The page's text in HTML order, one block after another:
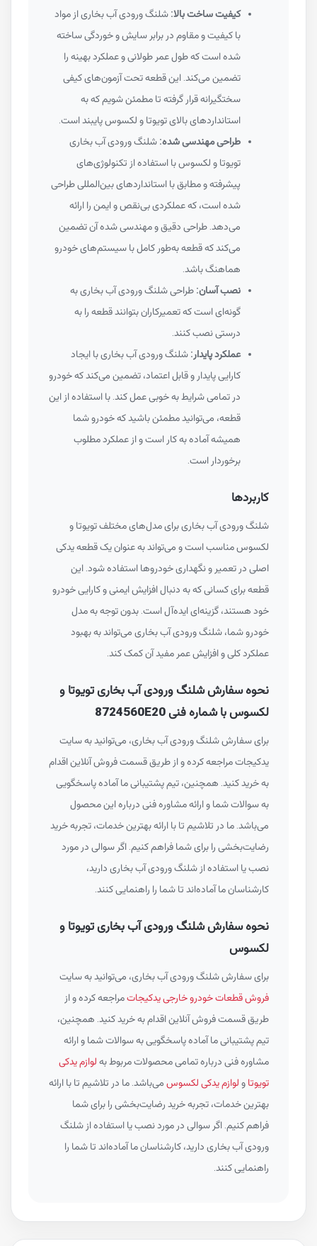
کیفیت ساخت بالا:شلنگ ورودی آب بخاری از مواد
با کیفیت و مقاوم در برابر سایش و خوردگی ساخته
شده است که طول عمر طولانی و عملکرد بهینه را
تضمین می‌کند. این قطعه تحت آزمون‌های کیفی
سختگیرانه قرار گرفته تا مطمئن شویم که به
استانداردهای بالای تویوتا و لکسوس پایبند است.
طراحی مهندسی شده:شلنگ ورودی آب بخاری
تویوتا و لکسوس با استفاده از تکنولوژی‌های
پیشرفته و مطابق با استانداردهای بین‌المللی طراحی
شده است، که عملکردی بی‌نقص و ایمن را ارائه
می‌دهد. طراحی دقیق و مهندسی شده آن تضمین
می‌کند که قطعه به‌طور کامل با سیستم‌های خودرو
هماهنگ باشد.
نصب آسان:طراحی شلنگ ورودی آب بخاری به
گونه‌ای است که تعمیرکاران بتوانند قطعه را به
درستی نصب کنند.
عملکرد پایدار:شلنگ ورودی آب بخاری با ایجاد
کارایی پایدار و قابل اعتماد، تضمین می‌کند که خودرو
در تمامی شرایط به خوبی عمل کند. با استفاده از این
قطعه، می‌توانید مطمئن باشید که خودرو شما
همیشه آماده به کار است و از عملکرد مطلوب
برخوردار است.
کاربردها
شلنگ ورودی آب بخاری برای مدل‌های مختلف تویوتا و
لکسوس مناسب است و می‌تواند به عنوان یک قطعه یدکی
اصلی در تعمیر و نگهداری خودروها استفاده شود. این
قطعه برای کسانی که به دنبال افزایش ایمنی و کارایی خودرو
خود هستند، گزینه‌ای ایده‌آل است. بدون توجه به مدل
خودرو شما، شلنگ ورودی آب بخاری می‌تواند به بهبود
عملکرد کلی و افزایش عمر مفید آن کمک کند.
نحوه سفارش شلنگ ورودی آب بخاری تویوتا و
لکسوس با شماره فنی 8724560E20
برای سفارش شلنگ ورودی آب بخاری، می‌توانید به سایت
یدکیجات مراجعه کرده و از طریق قسمت فروش آنلاین اقدام
به خرید کنید. همچنین، تیم پشتیبانی ما آماده پاسخگویی
به سوالات شما و ارائه مشاوره فنی درباره این محصول
می‌باشد. ما در تلاشیم تا با ارائه بهترین خدمات، تجربه خرید
رضایت‌بخشی را برای شما فراهم کنیم. اگر سوالی در مورد
نصب یا استفاده از شلنگ ورودی آب بخاری دارید،
کارشناسان ما آماده‌اند تا شما را راهنمایی کنند.
نحوه سفارش شلنگ ورودی آب بخاری تویوتا و
لکسوس
برای سفارش شلنگ ورودی آب بخاری، می‌توانید به سایت
فروش قطعات خودرو خارجی یدکیجاتمراجعه کرده و از
طریق قسمت فروش آنلاین اقدام به خرید کنید. همچنین،
تیم پشتیبانی ما آماده پاسخگویی به سوالات شما و ارائه
مشاوره فنی درباره تمامی محصولات مربوط بهلوازم یدکی
تویوتاولوازم یدکی لکسوسمی‌باشد. ما در تلاشیم تا با ارائه
بهترین خدمات، تجربه خرید رضایت‌بخشی را برای شما
فراهم کنیم. اگر سوالی در مورد نصب یا استفاده از شلنگ
ورودی آب بخاری دارید، کارشناسان ما آماده‌اند تا شما را
راهنمایی کنند.